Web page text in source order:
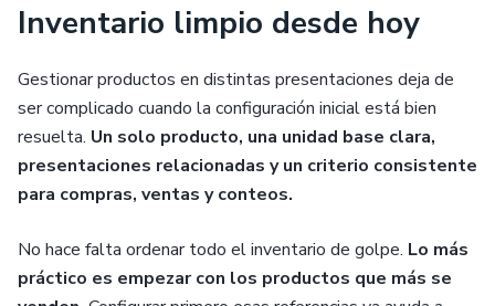
Inventario limpio desde hoy
Gestionar productos en distintas presentaciones deja de
ser complicado cuando la configuración inicial está bien
resuelta. Un solo producto, una unidad base clara,
presentaciones relacionadas y un criterio consistente
para compras, ventas y conteos.
No hace falta ordenar todo el inventario de golpe. Lo más
práctico es empezar con los productos que más se